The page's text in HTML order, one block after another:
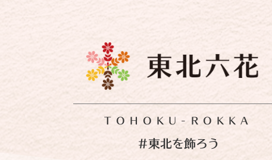
TOHOKU-ROKKA
#東北を飾ろう